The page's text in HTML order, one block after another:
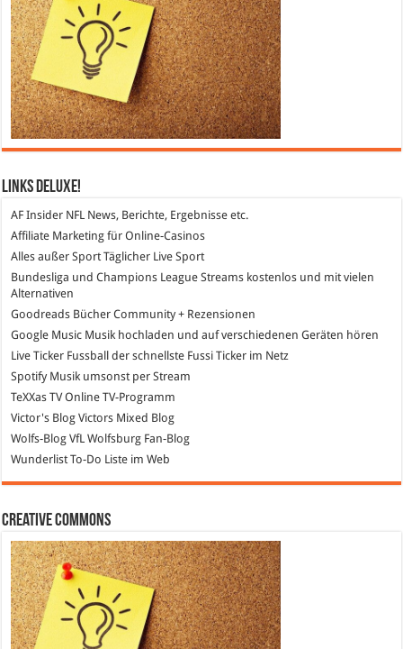
Links DeLuXe!
AF Insider NFL News, Berichte, Ergebnisse etc.
Affiliate Marketing für Online-Casinos
Alles außer Sport Täglicher Live Sport
Bundesliga und Champions League Streams kostenlos und mit vielen
Alternativen
Goodreads Bücher Community + Rezensionen
Google Music Musik hochladen und auf verschiedenen Geräten hören
Live Ticker Fussball der schnellste Fussi Ticker im Netz
SpotifyMusik umsonst per Stream
TeXXas TVOnline TV-Programm
Victor's Blog Victors Mixed Blog
Wolfs-Blog VfL Wolfsburg Fan-Blog
Wunderlist To-Do Liste im Web
Creative Commons